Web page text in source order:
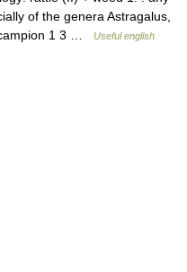
of the genera Astragalus,
1 3 …
Useful english